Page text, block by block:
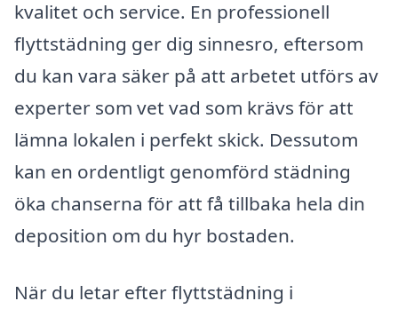
kvalitet och service. En professionell
flyttstädning ger dig sinnesro, eftersom
du kan vara säker på att arbetet utförs av
experter som vet vad som krävs för att
lämna lokalen i perfekt skick. Dessutom
kan en ordentligt genomförd städning
öka chanserna för att få tillbaka hela din
deposition om du hyr bostaden.
När du letar efter flyttstädning i